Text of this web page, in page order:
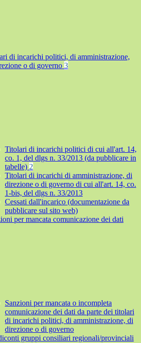
di incarichi politici, di amministrazione,
o di governo 3
Titolari di incarichi politici di cui all'art. 14,
co. 1, del dlgs n. 33/2013 (da pubblicare in
tabelle) 2
Titolari di incarichi di amministrazione, di
direzione o di governo di cui all'art. 14, co.
1-bis, del dlgs n. 33/2013
Cessati dall'incarico (documentazione da
pubblicare sul sito web)
per mancata comunicazione dei dati
Sanzioni per mancata o incompleta
comunicazione dei dati da parte dei titolari
di incarichi politici, di amministrazione, di
direzione o di governo
gruppi consiliari regionali/provinciali